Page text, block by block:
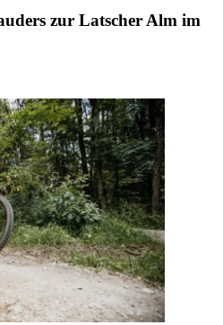
zur Latscher Alm im